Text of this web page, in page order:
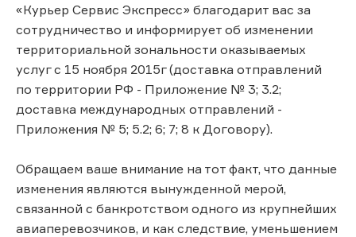
«Курьер Сервис Экспресс» благодарит вас за
сотрудничество и информирует об изменении
территориальной зональности оказываемых
услуг с 15 ноября 2015г (доставка отправлений
по территории РФ - Приложение № 3; 3.2;
доставка международных отправлений -
Приложения № 5; 5.2; 6; 7; 8 к Договору).
Обращаем ваше внимание на тот факт, что данные
изменения являются вынужденной мерой,
связанной с банкротством одного из крупнейших
авиаперевозчиков, и как следствие, уменьшением